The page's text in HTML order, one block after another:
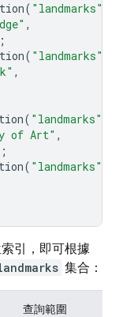
( "landmarks"
,
( "landmarks"
,
( "landmarks"
of Art" ,
( "landmarks"
引，即可根據
集合：
查詢範圍